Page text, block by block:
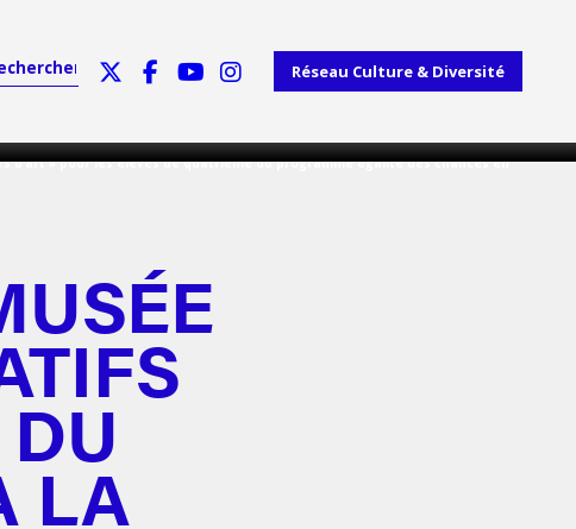
Réseau Culture & Diversité
» pour les élèves de quatrième du programme égalité des chances en
LA